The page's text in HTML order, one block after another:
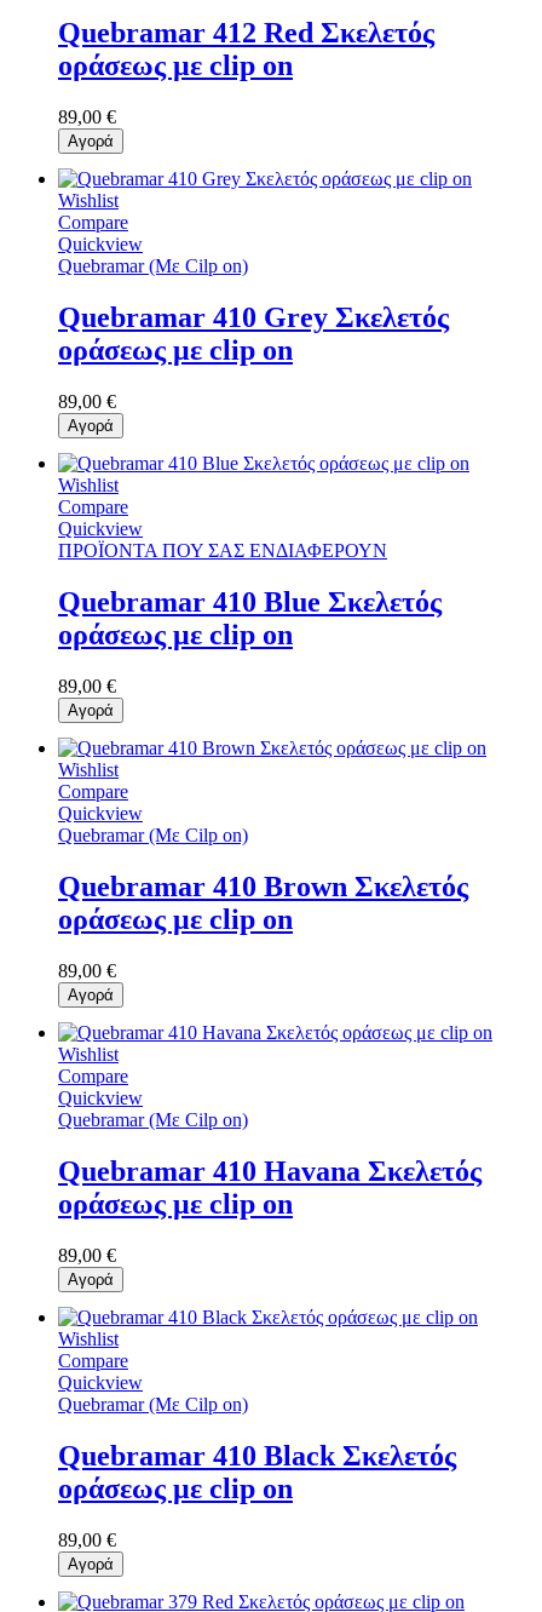
Quebramar 412 Red Σκελετός
οράσεως με clip on
89,00 €
Αγορά
Wishlist
Compare
Quickview
Quebramar (Με Cilp on)
Quebramar 410 Grey Σκελετός
οράσεως με clip on
89,00 €
Αγορά
Wishlist
Compare
Quickview
ΠΡΟΪΟΝΤΑ ΠΟΥ ΣΑΣ ΕΝΔΙΑΦΕΡΟΥΝ
Quebramar 410 Blue Σκελετός
οράσεως με clip on
89,00 €
Αγορά
Wishlist
Compare
Quickview
Quebramar (Με Cilp on)
Quebramar 410 Brown Σκελετός
οράσεως με clip on
89,00 €
Αγορά
Wishlist
Compare
Quickview
Quebramar (Με Cilp on)
Quebramar 410 Havana Σκελετός
οράσεως με clip on
89,00 €
Αγορά
Wishlist
Compare
Quickview
Quebramar (Με Cilp on)
Quebramar 410 Black Σκελετός
οράσεως με clip on
89,00 €
Αγορά